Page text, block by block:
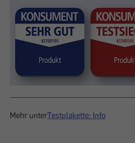
Mehr unterTestplakette: Info